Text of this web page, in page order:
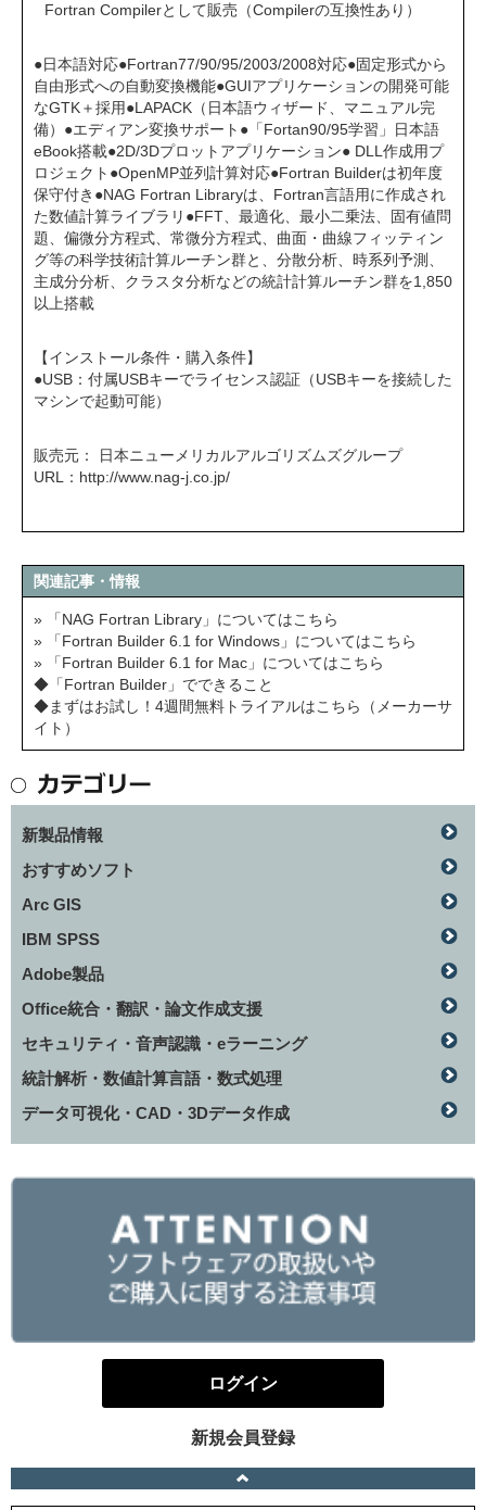
Fortran Compilerとして販売（Compilerの互換性あり）
●日本語対応●Fortran77/90/95/2003/2008対応●固定形式から
自由形式への自動変換機能●GUIアプリケーションの開発可能
なGTK＋採用●LAPACK（日本語ウィザード、マニュアル完
備）●エディアン変換サポート●「Fortan90/95学習」日本語
eBook搭載●2D/3Dプロットアプリケーション● DLL作成用プ
ロジェクト●OpenMP並列計算対応●Fortran Builderは初年度
保守付き●NAG Fortran Libraryは、Fortran言語用に作成され
た数値計算ライブラリ●FFT、最適化、最小二乗法、固有値問
題、偏微分方程式、常微分方程式、曲面・曲線フィッティン
グ等の科学技術計算ルーチン群と、分散分析、時系列予測、
主成分分析、クラスタ分析などの統計計算ルーチン群を1,850
以上搭載
【インストール条件・購入条件】
●USB：付属USBキーでライセンス認証（USBキーを接続した
マシンで起動可能）
販売元： 日本ニューメリカルアルゴリズムズグループ
URL： http://www.nag-j.co.jp/
関連記事・情報
» 「NAG Fortran Library」についてはこちら
» 「Fortran Builder 6.1 for Windows」についてはこちら
» 「Fortran Builder 6.1 for Mac」についてはこちら
◆「Fortran Builder」でできること
◆まずはお試し！4週間無料トライアルはこちら（メーカーサ
イト）
新製品情報
おすすめソフト
Arc GIS
IBM SPSS
Adobe製品
Office統合・翻訳・論文作成支援
セキュリティ・音声認識・eラーニング
統計解析・数値計算言語・数式処理
データ可視化・CAD・3Dデータ作成
ログイン
新規会員登録